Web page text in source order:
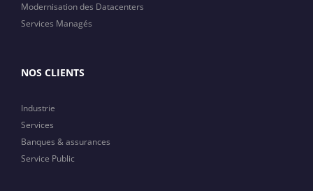
Modernisation des Datacenters
Services Managés
NOS CLIENTS
Industrie
Services
Banques & assurances
Service Public